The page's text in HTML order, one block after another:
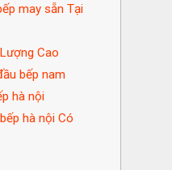
may sẵn Tại
Cao
bếp nam
hà nội
hà nội Có